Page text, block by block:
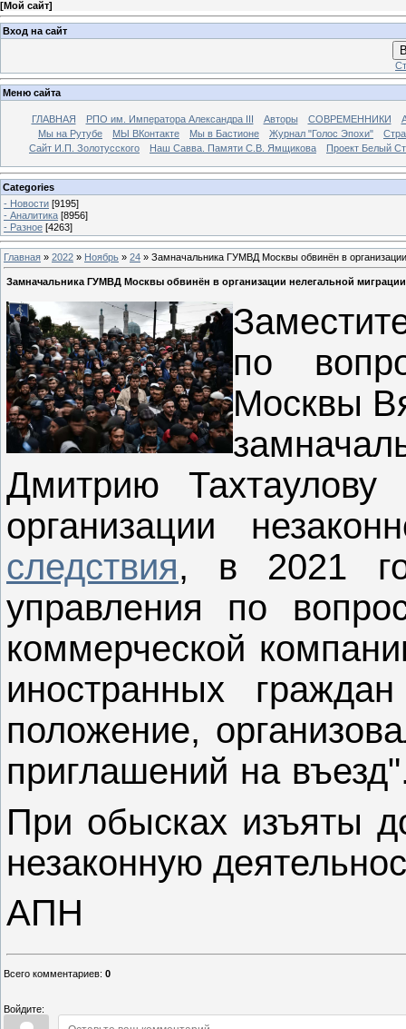
[Мой сайт]
Вход на сайт
Меню сайта
ГЛАВНАЯ РПО им. Императора Александра III Авторы СОВРЕМЕННИКИ
Мы на Рутубе
МЫ ВКонтакте Мы в Бастионе Журнал "Голос Эпохи"
Сайт И.П. Золотусского
Наш Савва. Памяти С.В. Ямщикова Проект Белый
Categories
- Новости [9195]
- Аналитика [8956]
- Разное [4263]
Главная » 2022 » Ноябрь » 24 » Замначальника ГУМВД Москвы обвинён в
Замначальника ГУМВД Москвы обвинён в организации нелегальной миграции
по
Москвы
Дмитрию Тахтаулову
организации
следствия, в 2021
управления по
коммерческой
иностранных
положение,
приглашений на
При обысках изъяты
незаконную
АПН
Всего комментариев: 0
Войдите: